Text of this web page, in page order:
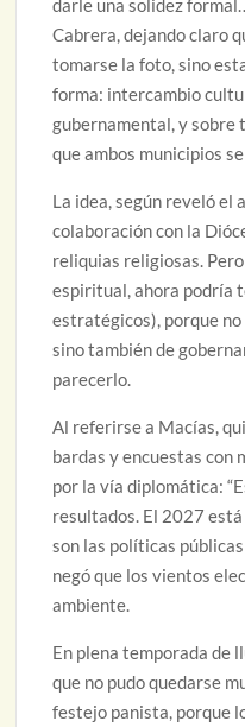
darle una solidez
Cabrera, dejando claro
tomarse la foto, sino
forma: intercambio
gubernamental, y sobre
que ambos municipios
La idea, según reveló el
colaboración con la
reliquias religiosas.
espiritual, ahora podría
estratégicos), porque
sino también de
parecerlo.
Al referirse a Macías,
bardas y encuestas con
por la vía diplomática:
resultados. El 2027
son las políticas
negó que los vientos
ambiente.
En plena temporada de
que no pudo quedarse
festejo panista, porque